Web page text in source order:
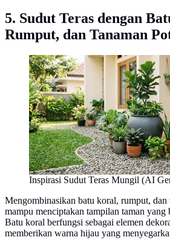
5. Sudut Teras dengan
Rumput, dan Tanaman
Inspirasi Sudut Teras Mungil (AI
Mengombinasikan batu koral, rumput, dan
mampu menciptakan tampilan taman yang
Batu koral berfungsi sebagai elemen
memberikan warna hijau yang